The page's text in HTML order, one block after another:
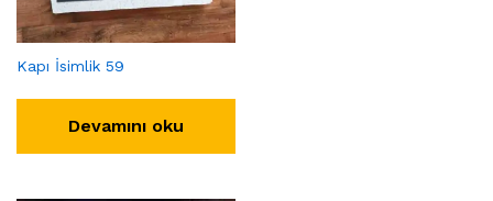
Kapı İsimlik 59
Devamını oku